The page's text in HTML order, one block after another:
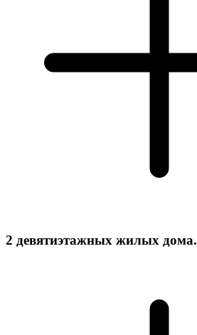
2 девятиэтажных жилых дома.